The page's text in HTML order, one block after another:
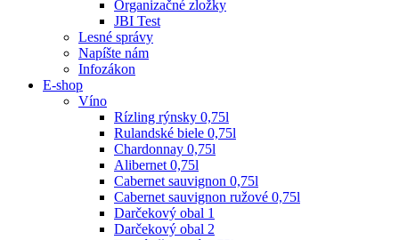
Organizačné zložky
JBI Test
Lesné správy
Napíšte nám
Infozákon
E-shop
Víno
Rízling rýnsky 0,75l
Rulandské biele 0,75l
Chardonnay 0,75l
Alibernet 0,75l
Cabernet sauvignon 0,75l
Cabernet sauvignon ružové 0,75l
Darčekový obal 1
Darčekový obal 2